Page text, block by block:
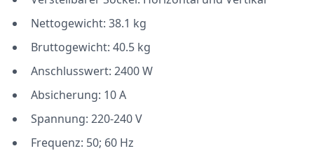
Nettogewicht: 38.1 kg
Bruttogewicht: 40.5 kg
Anschlusswert: 2400 W
Absicherung: 10 A
Spannung: 220-240 V
Frequenz: 50; 60 Hz